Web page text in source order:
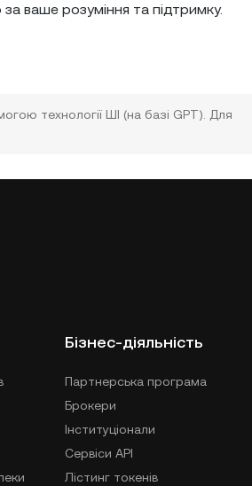
ваше розуміння та підтримку.
технології ШІ (на базі GPT). Для
Бізнес-діяльність
Партнерська програма
Брокери
Інституціонали
Сервіси API
Лістинг токенів